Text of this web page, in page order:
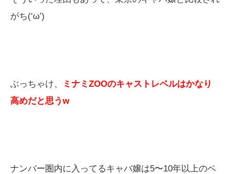
がち(‘ω’)
ぶっちゃけ、
ミナミZOOのキャストレベルはかなり
高めだと思うw
ナンバー圏内に入ってるキャバ嬢は5〜10年以上のベ